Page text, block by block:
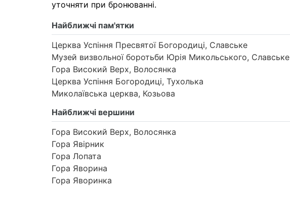
уточняти при бронюванні.
Найближчі пам'ятки
Церква Успіння Пресвятої Богородиці, Славське
Музей визвольної боротьби Юрія Микольського, Славське
Гора Високий Верх, Волосянка
Церква Успіння Богородиці, Тухолька
Миколаївська церква, Козьова
Найближчі вершини
Гора Високий Верх, Волосянка
Гора Явірник
Гора Лопата
Гора Яворина
Гора Яворинка